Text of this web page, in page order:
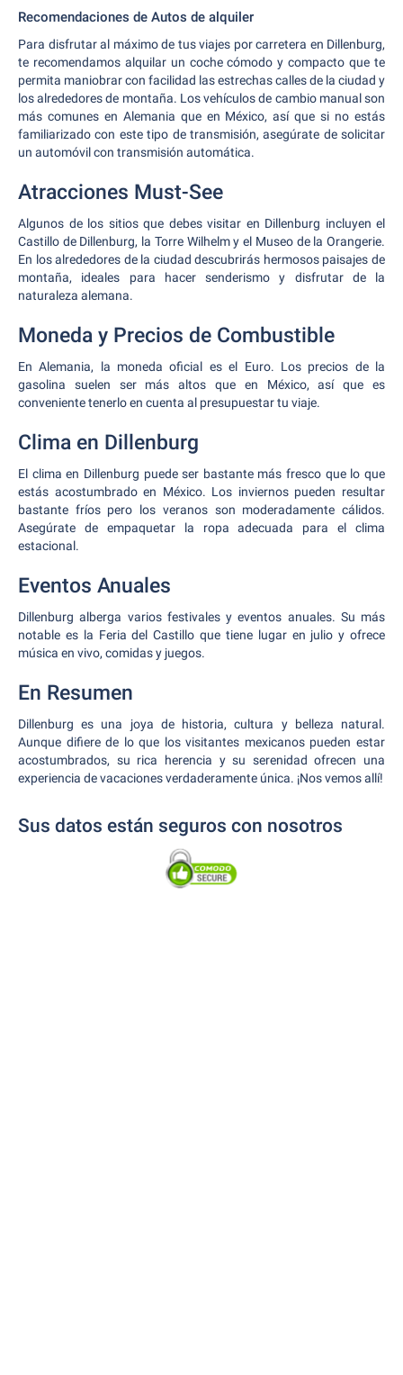
Recomendaciones de Autos de alquiler
Para disfrutar al máximo de tus viajes por carretera en Dillenburg,
te recomendamos alquilar un coche cómodo y compacto que te
permita maniobrar con facilidad las estrechas calles de la ciudad y
los alrededores de montaña. Los vehículos de cambio manual son
más comunes en Alemania que en México, así que si no estás
familiarizado con este tipo de transmisión, asegúrate de solicitar
un automóvil con transmisión automática.
Atracciones Must-See
Algunos de los sitios que debes visitar en Dillenburg incluyen el
Castillo de Dillenburg, la Torre Wilhelm y el Museo de la Orangerie.
En los alrededores de la ciudad descubrirás hermosos paisajes de
montaña, ideales para hacer senderismo y disfrutar de la
naturaleza alemana.
Moneda y Precios de Combustible
En Alemania, la moneda oficial es el Euro. Los precios de la
gasolina suelen ser más altos que en México, así que es
conveniente tenerlo en cuenta al presupuestar tu viaje.
Clima en Dillenburg
El clima en Dillenburg puede ser bastante más fresco que lo que
estás acostumbrado en México. Los inviernos pueden resultar
bastante fríos pero los veranos son moderadamente cálidos.
Asegúrate de empaquetar la ropa adecuada para el clima
estacional.
Eventos Anuales
Dillenburg alberga varios festivales y eventos anuales. Su más
notable es la Feria del Castillo que tiene lugar en julio y ofrece
música en vivo, comidas y juegos.
En Resumen
Dillenburg es una joya de historia, cultura y belleza natural.
Aunque difiere de lo que los visitantes mexicanos pueden estar
acostumbrados, su rica herencia y su serenidad ofrecen una
experiencia de vacaciones verdaderamente única. ¡Nos vemos allí!
Sus datos están seguros con nosotros